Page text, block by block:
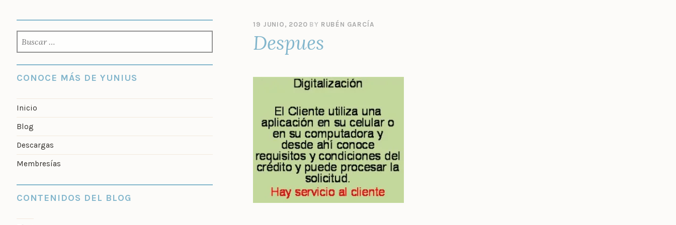
19 JUNIO, 2020 BY RUBÉN GARCÍA
Despues
CONOCE MÁS DE YUNIUS
Inicio
Blog
Descargas
Membresías
CONTENIDOS DEL BLOG